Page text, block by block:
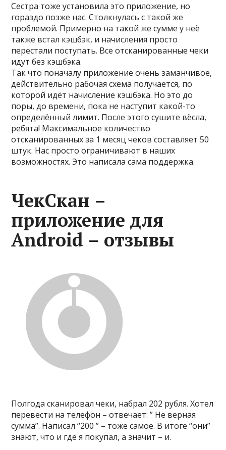
Сестра тоже установила это приложение, но
гораздо позже нас. Столкнулась с такой же
проблемой. Примерно на такой же сумме у неё
также встал кэшбэк, и начисления просто
перестали поступать. Все отсканированные чеки
идут без кэшбэка.
Так что поначалу приложение очень заманчивое,
действительно рабочая схема получается, по
которой идёт начисление кэшбэка. Но это до
поры, до времени, пока не наступит какой-то
определённый лимит. После этого сушите вёсла,
ребята! Максимальное количество
отсканированных за 1 месяц чеков составляет 50
штук. Нас просто ограничивают в наших
возможностях. Это написала сама поддержка.
ЧекСкан –
приложение для
Android – отзывы
Полгода сканировал чеки, набрал 202 рубля. Хотел
перевести на телефон – отвечает: ” Не верная
сумма”. Написал “200 ” – тоже самое. В итоге “они”
знают, что и где я покупал, а значит – и.